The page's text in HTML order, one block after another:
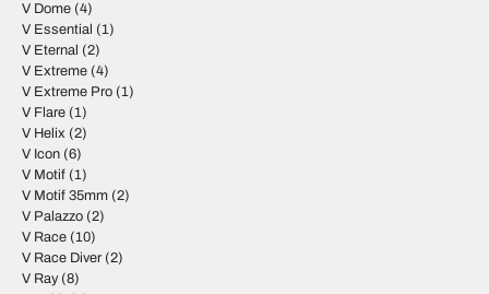
V Dome (4)
V Essential (1)
V Eternal (2)
V Extreme (4)
V Extreme Pro (1)
V Flare (1)
V Helix (2)
V Icon (6)
V Motif (1)
V Motif 35mm (2)
V Palazzo (2)
V Race (10)
V Race Diver (2)
V Ray(8)